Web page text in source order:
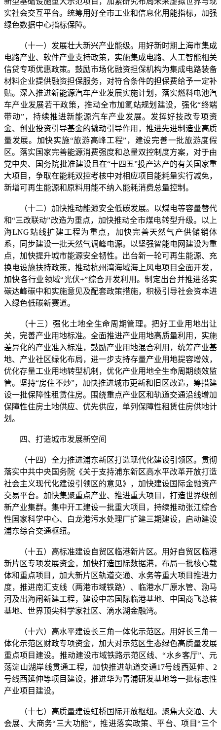
实社会交互平台。统筹用好全市工业和信息化用能指标，加强
绿色数据中心指标保障。
（十一）发展壮大新兴产业能级。用好新时期上海市集成
电路产业、软件产业支持政策，实施集成电路、人工智能相关
信贷专项优惠政策。鼓励市场化融资担保机构为集成电路装备
材料企业提供融资担保服务，对符合条件的担保费给予一定补
贴。深入推进新能源汽车产业发展实施计划，落实燃料电池汽
车产业发展若干政策，推动全市加氢站规划建设，强化“终端
带动”，持续推进新能源汽车产业发展。发挥好技改专项资
金、创业投资引导基金的撬动引导作用，推进先进制造业高质
量发展。加快实施“旅游高峰工程”，建设完善一批旅游度假
区。落实国家完善能源消费强度和总量双控制度方案，对于由
党中央、国务院批准建设且在“十四五”投产达产的有关国家重
大项目，争取在能耗双控考核中对相应项目能耗量实行减免，
新增可再生能源和原料用能不纳入能耗消费总量控制。
（十二）加快推动能源安全低碳发展。以煤电等容量替代
和“三改联动”改造为重点，加快推动全市煤电转型升级。以上
海LNG站线扩建工程为重点，加快完善天然气产供储销体
系，同步建设一批天然气调峰电源。以坚强智能电网建设为重
点，加快提升城市能源安全韧性。出台新一轮可再生能源、充
换电设施扶持政策，推动杭州湾海域海上风电项目全面开发，
加快各行业领域“光伏+”综合开发利用。制定出台并推进落实
碳达峰碳中和实施意见及配套政策措施，积极引导社会资本进
入绿色低碳新赛道。
（十三）强化土地全生命周期管理。把好工业用地出让
关，完善产业用地标准。全面推进产业用地高质量利用，实施
差异化的产业准入标准，鼓励产业用地混合利用，统筹产业基
地、产业社区绿化布局，进一步支持存量产业用地提容增效，
优化存量工业用地转型机制，优化产业用地全生命周期绩效监
管。坚持“房住不炒”，加快推进城市更新和旧区改造，筹措建
设一批保障性租赁住房。围绕重点产业区和轨道交通沿线增加
保障性住房土地供应、优先供应，单列保障性租赁住房供地计
划。
四、打造城市发展新空间
（十四）全力推进浦东新区打造现代化建设引领区。贯彻
落实中共中央国务院《关于支持浦东新区高水平改革开放打造
社会主义现代化建设引领区的意见》，加快建设国际金融资产
交易平台。加快集聚重点产业、推进重大项目，打造世界级创
新产业集群。集中开工建设一批重大项目，持续推动张江综合
性国家科学中心、白龙港污水处理厂扩建三期建设，启动建设
浦东综合交通枢纽。
（十五）高标准建设自贸区临港新片区。用好自贸区临港
新片区专项发展资金，加快打造国际数据港，布局一批核心载
体和重点项目，加大新片区轨道交通、水务等重大项目推进力
度，推进南汇支线（两港市域铁路）、临港水厂原水管、泐马
河及出海闸新建工程，建设中芯国际临港基地、中国商飞总装
基地、世界顶尖科学家社区、滴水湖金融湾。
（十六）高水平建设长三角一体化示范区。用好长三角一
体化示范区财政专项资金，加大对示范区生态绿色高质量发展
重点项目建设。推动建设市域铁路示范区线、“水乡客厅”、元
荡淀山湖岸线贯通工程，加快推进轨道交通17号线西延伸、2
号线西延伸等项目建设，推进华为青浦研发基地等一批标志性
产业项目建设。
（十七）高质量建设虹桥国际开放枢纽。聚焦大交通、大
会展、大商务“三大功能”，推进落实政策、平台、项目“三个